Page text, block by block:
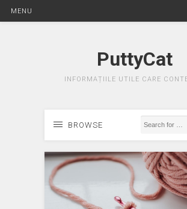
MENU
PuttyCat
INFORMAȚIILE UTILE CARE
BROWSE